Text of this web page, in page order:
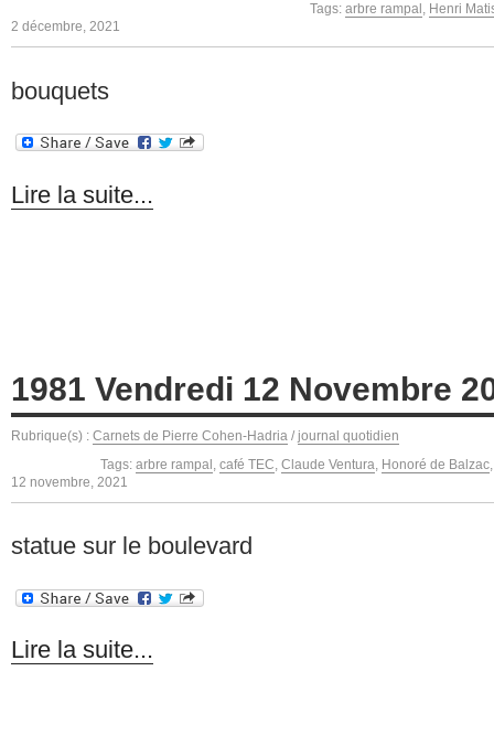
Tags: arbre rampal , Henri
2 décembre, 2021
bouquets
Lire la suite...
1981 Vendredi 12 Novembre
Rubrique(s) : Carnets de Pierre Cohen-Hadria / journal quotidien
Tags: arbre rampal , café TEC, Claude Ventura, Honoré de Balzac
12 novembre, 2021
statue sur le boulevard
Lire la suite...